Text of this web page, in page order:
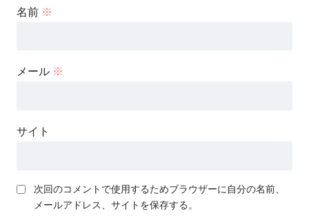
名前 ※
メール ※
サイト
次回のコメントで使用するためブラウザーに自分の名前、
メールアドレス、サイトを保存する。